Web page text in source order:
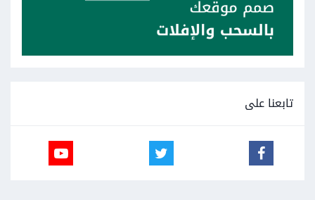
تابعنا على